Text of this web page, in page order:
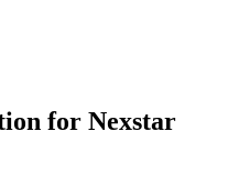
for Nexstar